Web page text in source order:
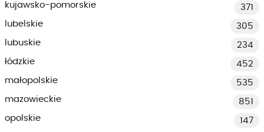
kujawsko-pomorskie
371
lubelskie
305
lubuskie
234
łódzkie
452
małopolskie
535
mazowieckie
851
opolskie
147